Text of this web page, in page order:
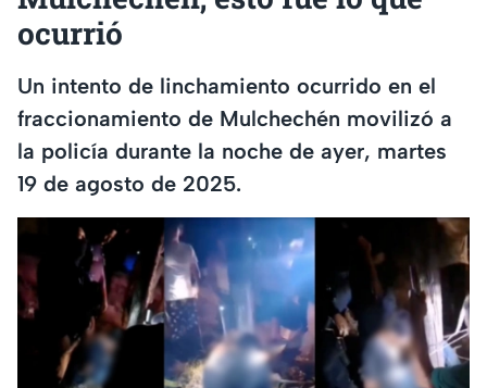
ocurrió
Un intento de linchamiento ocurrido en el
fraccionamiento de Mulchechén movilizó a
la policía durante la noche de ayer, martes
19 de agosto de 2025.